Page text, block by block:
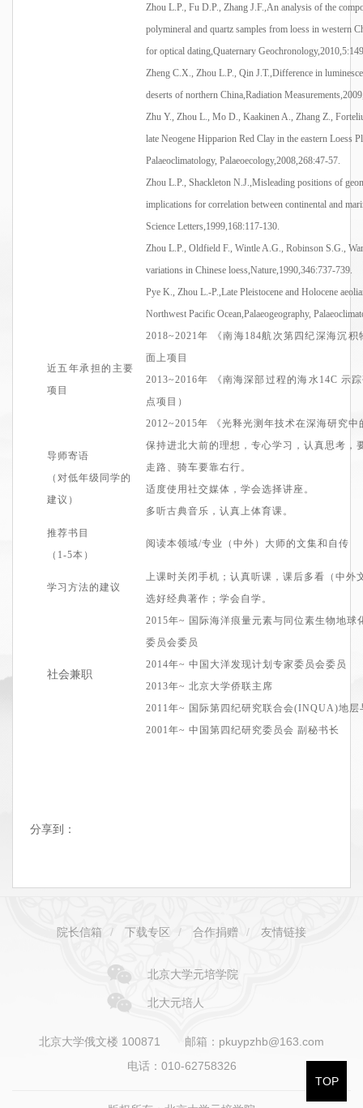
Zhou L.P., Fu D.P., Zhang J.F.,An analysis of the
polymineral and quartz samples from loess in western
for optical dating,Quaternary
Zheng C.X., Zhou L.P., Qin J.T.,Difference in
deserts of northern China,Radiation
Zhu Y., Zhou L., Mo D., Kaakinen A., Zhang Z.,
late Neogene Hipparion Red Clay in the eastern Loess
Palaeoclimatology, Palaeoecology,2008,268:47-57.
Zhou L.P., Shackleton N.J.,Misleading positions of
implications for correlation between continental and
Science Letters,1999,168:117-130.
Zhou L.P., Oldfield F., Wintle A.G., Robinson S.G.,
variations in Chinese loess,Nature,1990,346:737-739.
Pye K., Zhou L.-P.,Late Pleistocene and Holocene
Northwest Pacific Ocean,Palaeogeography,
近五年承担的主要
项目
2018~2021 年 《南海184航次第四纪深海沉积
面上项目
2013~2016年 《南海深部过程的海水14C 示
点项目 ）
201 2~201 5年 《光释光测年技术在深海研究中
导师寄语
（对低年级同学的
建议）
保持进北大前的理想，专心学习，认真思考，
走路、骑车要靠右行。
适度使用社交媒体，学会选择讲座。
多听古典音乐 ，认真上体育课。
推荐书目
（1 -5本）
阅读本领域/专业（中外）大师的文集和自传
学习方法的建议
上课时关闭手机 ； 认真听课，课后多看（中外
选好经典著作 ； 学会自学 。
社会兼职
2015年~ 国际海洋痕量元素与同位素生物地球
委员会委员
2014年~ 中国大洋发现计划专家委员会委员
2013年~ 北京大学侨联主席
2011 年~ 国际第四纪研究联合会(INQUA)地层
2001 年~ 中国第四纪研究委员会 副秘书长
分享到：
TOP
院长信箱 / 下载专区 / 合作捐赠 / 友情链接
北京大学元培学院
北大元培人
北京大学俄文楼 100871
邮箱：pkuypzhb@163.com
电话：010-62758326